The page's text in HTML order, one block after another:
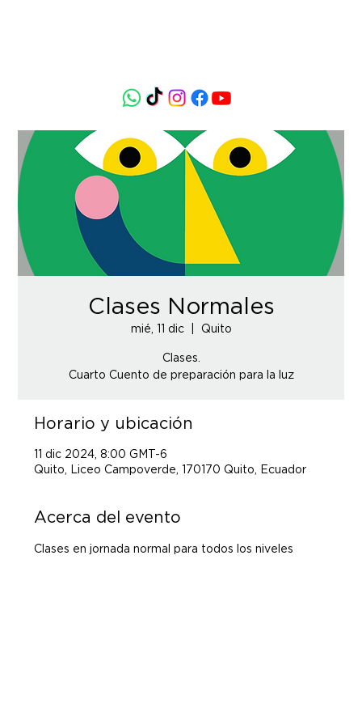
Clases Normales
mié, 11 dic
  |
Quito
Clases.
Cuarto Cuento de preparación para la luz
Horario y ubicación
11 dic 2024, 8:00 GMT-6
Quito, Liceo Campoverde, 170170 Quito, Ecuador
Acerca del evento
Clases en jornada normal para todos los niveles